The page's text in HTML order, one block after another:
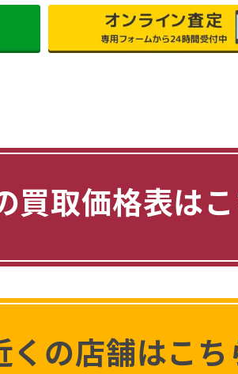
買取価格表は
くの店舗はこ